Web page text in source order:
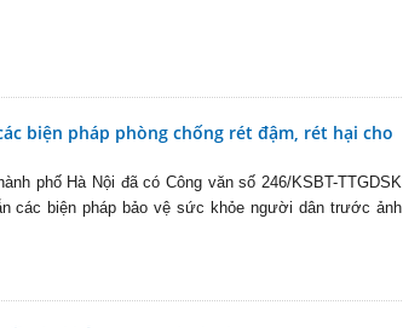
biện pháp phòng chống rét đậm, rét hại cho
phố Hà Nội đã có Công văn số 246/KSBT-TTGDSK
các biện pháp bảo vệ sức khỏe người dân trước ảnh